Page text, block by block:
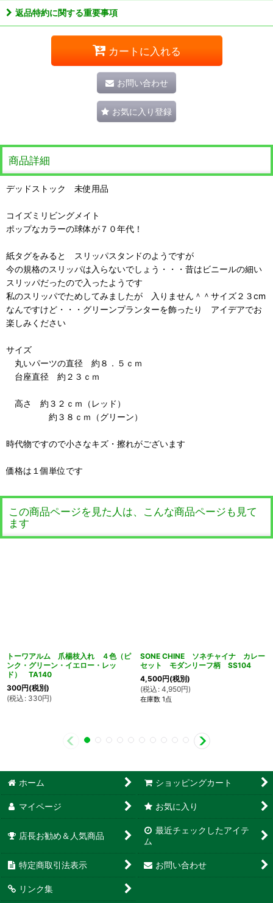
返品特約に関する重要事項
カートに入れる
お問い合わせ
お気に入り登録
商品詳細
デッドストック 未使用品
コイズミリビングメイト
ポップなカラーの球体が７０年代！
紙タグをみると スリッパスタンドのようですが
今の規格のスリッパは入らないでしょう・・・昔はビニールの細い
スリッパだったので入ったようです
私のスリッパでためしてみましたが 入りません＾＾サイズ２３cm
なんですけど・・・グリーンプランターを飾ったり アイデアでお
楽しみください
サイズ
丸いパーツの直径 約８．５ｃｍ
台座直径 約２３ｃｍ
高さ 約３２ｃｍ（レッド）
約３８ｃｍ（グリーン）
時代物ですので小さなキズ・擦れがございます
価格は１個単位です
この商品ページを見た人は、こんな商品ページも見て
ます
トーワアルム 爪楊枝入れ ４色（ピ
ンク・グリーン・イエロー・レッ
ド） TA140
300円(税別)
(税込 : 330円)
SONE CHINE ソネチャイナ カレー
セット モダンリーフ柄 SS104
4,500円(税別)
(税込 : 4,950円)
在庫数 1点
ホーム ショッピングカート
マイページ お気に入り
店長お勧め＆人気商品
最近チェックしたアイテ
ム
特定商取引法表示 お問い合わせ
リンク集